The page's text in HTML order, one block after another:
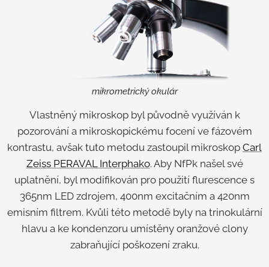
mikrometrický okulár
Vlastněný mikroskop byl původně využíván k
pozorování a mikroskopickému focení ve fázovém
kontrastu, avšak tuto metodu zastoupil mikroskop Carl
Zeiss PERAVAL Interphako. Aby NfPk našel své
uplatnění, byl modifikován pro použití flurescence s
365nm LED zdrojem, 400nm excitačním a 420nm
emisním filtrem. Kvůli této metodě byly na trinokulární
hlavu a ke kondenzoru umístěny oranžové clony
zabraňující poškození zraku.